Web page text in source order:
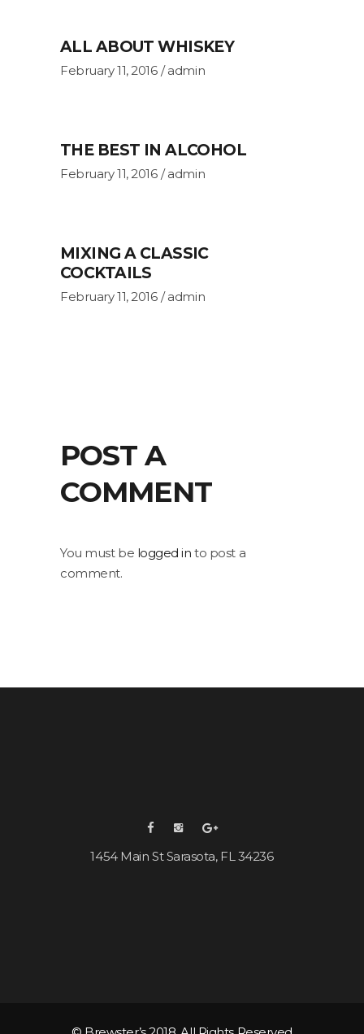
ALL ABOUT WHISKEY
February 11, 2016 admin
THE BEST IN ALCOHOL
February 11, 2016 admin
MIXING A CLASSIC
COCKTAILS
February 11, 2016 admin
POST A
COMMENT
You must be logged in to post a
comment.
1454 Main St Sarasota, FL 34236